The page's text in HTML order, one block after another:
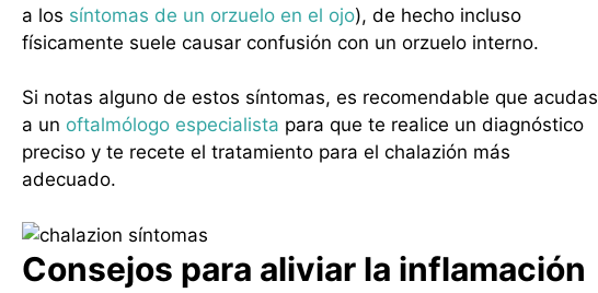
a los síntomas de un orzuelo en el ojo), de hecho incluso
físicamente suele causar confusión con un orzuelo interno.
Si notas alguno de estos síntomas, es recomendable que acudas
a un oftalmólogo especialista para que te realice un diagnóstico
preciso y te recete el tratamiento para el chalazión más
adecuado.
Consejos para aliviar la inflamación